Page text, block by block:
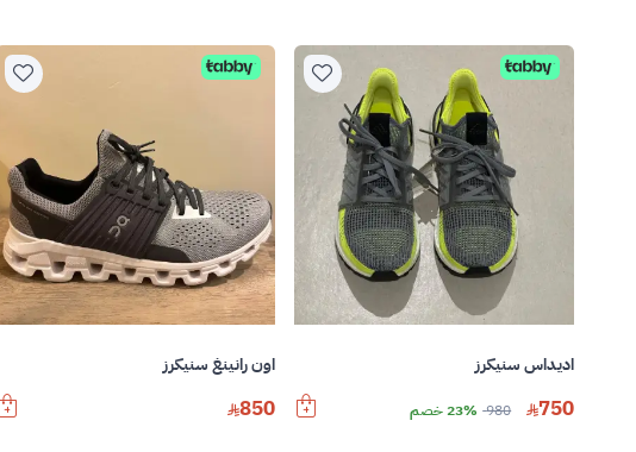
اديداس سنيكرز
750
980 23% خصم
اون رانينغ سنيكرز
850